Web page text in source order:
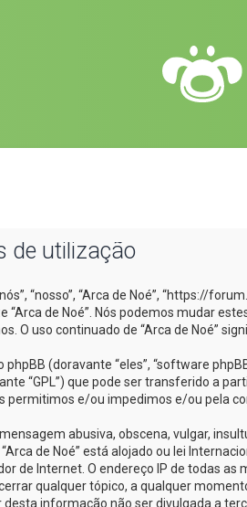
de utilização
“nosso”, “Arca de Noé”, “https://
de Noé”. Nós podemos mudar
O uso continuado de “Arca de Noé”
(doravante “eles”, “software
“GPL”) que pode ser transferido a
permitimos e/ou impedimos e/ou pela
abusiva, obscena, vulgar,
de Noé” está alojado ou lei
de Internet. O endereço IP de todas
qualquer tópico, a qualquer
informação não ser divulgada a